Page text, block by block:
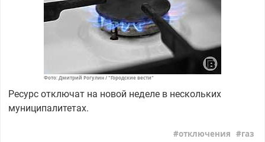
Фото: Дмитрий Рогулин / "Городские вести"
Ресурс отключат на новой неделе в нескольких
муниципалитетах.
отключения газ